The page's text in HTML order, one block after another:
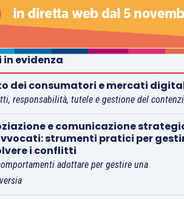
in evidenza
dei consumatori e mercati
responsabilità, tutele e gestione del
e comunicazione
strumenti pratici per
i conflitti
adottare per gestire una